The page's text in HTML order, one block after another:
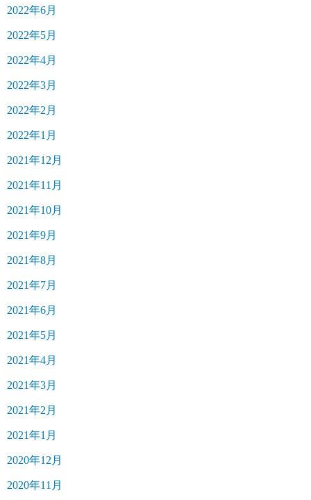
2022年6月
2022年5月
2022年4月
2022年3月
2022年2月
2022年1月
2021年12月
2021年11月
2021年10月
2021年9月
2021年8月
2021年7月
2021年6月
2021年5月
2021年4月
2021年3月
2021年2月
2021年1月
2020年12月
2020年11月